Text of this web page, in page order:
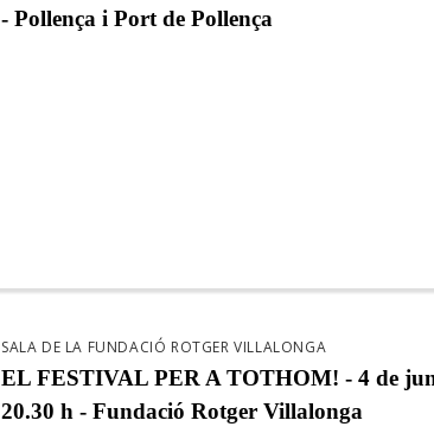
- Pollença i Port de Pollença
SALA DE LA FUNDACIÓ ROTGER VILLALONGA
EL FESTIVAL PER A TOTHOM! - 4 de
20.30 h - Fundació Rotger Villalonga